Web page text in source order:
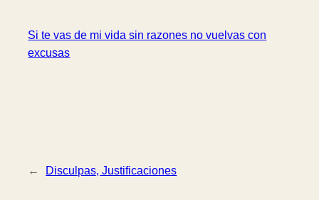
Si te vas de mi vida sin razones no vuelvas con
excusas
← Disculpas, Justificaciones